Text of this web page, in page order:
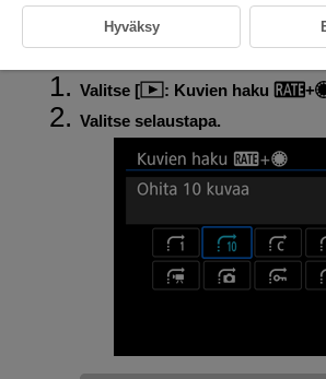
taaksepäin määritetyn selaustavan mukaan
valitsinta, kun pidät
-painiketta
Valitse [ : Kuvien haku +
Valitse selaustapa.
Hyväksy